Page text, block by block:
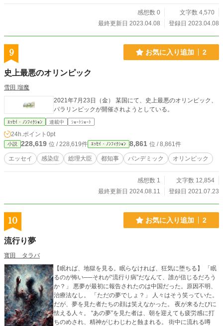
感想数 0
文字数 4,570
最終更新日 2023.04.08
登録日 2023.04.08
9 お気に入り追加 2
史上最悪のオリンピック
雪田 瑠魔
2021年7月23日（金） 某国にて、史上最悪のオリンピック、
パラリンピックが開催されようとしている。
ｴｯｾｲ・ﾉﾝﾌｨｸｼｮﾝ 連載中 ｼｮｰﾄｼｮｰﾄ
24h.ポイント 0pt
小説 228,619 位 / 228,619件 ｴｯｾｲ・ﾉﾝﾌｨｸｼｮﾝ 8,861 位 / 8,861件
エッセイ 感染症 総理大臣 都知事 パンデミック オリンピック
感想数 1
文字数 12,854
最終更新日 2024.08.11
登録日 2021.07.23
10 お気に入り追加 2
流行り夢
寳田 タラバ
【眠れば、地獄を見る。眠らなければ、狂気に堕ちる】 「眠
るのが怖い──それが“流行り病”だなんて、誰が信じるだろう
か？」 悪夢が最初に報告されたのは中国だった。原因不明、
治療法なし。 「ただの夢でしょ？」 人々はそう笑っていた。
だが、夢を見た者たちの顔は笑えなかった。 夜が来るたびに
怯える人々。 “あの夢”を見た者は、朝を迎えても疲労感に打
ちのめされ、精神がじわじわと蝕まれる。 街中に流れる噂